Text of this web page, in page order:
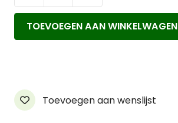
Beauty
Eye
Brow
TOEVOEGEN AAN WINKELWAGEN
Toevoegen aan wenslijst